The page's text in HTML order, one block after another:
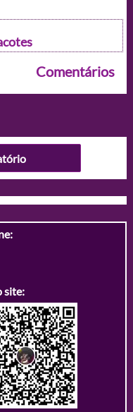
Comentários
site: